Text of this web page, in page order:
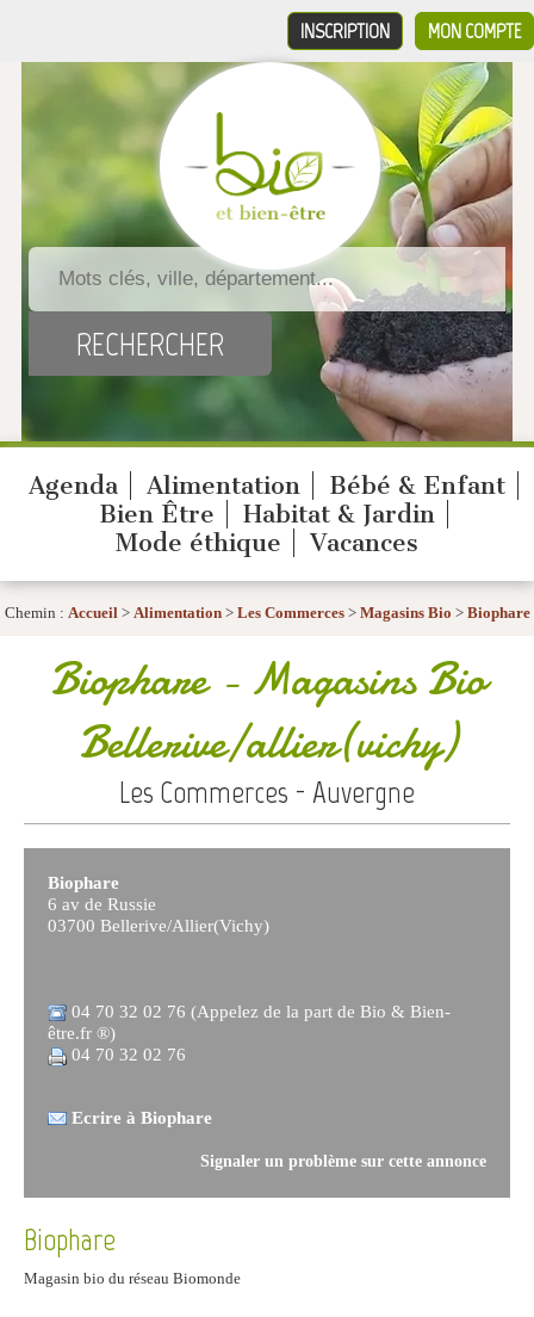
MON COMPTE
INSCRIPTION
Agenda Alimentation
Bébé & Enfant
Bien Être
Habitat & Jardin
Mode éthique
Vacances
Chemin : Accueil> Alimentation> Les Commerces> Magasins Bio > Biophare
Biophare- Magasins Bio
Bellerive/allier(vichy)
Les Commerces - Auvergne
Biophare
6 av de Russie
03700 Bellerive/Allier(Vichy)
04 70 32 02 76 (Appelez de la part de Bio & Bien-
être.fr ®)
04 70 32 02 76
Ecrire à Biophare
Signaler un problème sur cette annonce
Biophare
Magasin bio du réseau Biomonde